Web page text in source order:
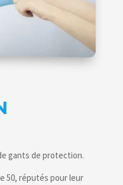
gants de protection.
50, réputés pour leur